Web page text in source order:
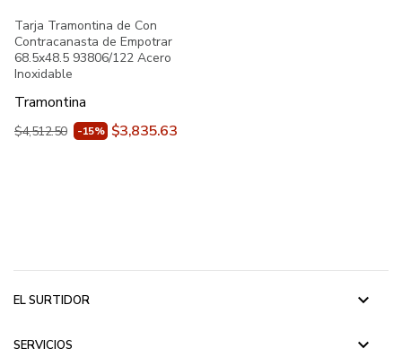
Tarja Tramontina de Con
Contracanasta de Empotrar
68.5x48.5 93806/122 Acero
Inoxidable
Tramontina
$4,512.50 -15% $3,835.63
EL SURTIDOR keyboard_arrow_down
SERVICIOS keyboard_arrow_down